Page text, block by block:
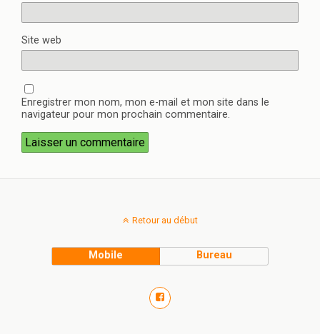
Site web
Enregistrer mon nom, mon e-mail et mon site dans le
navigateur pour mon prochain commentaire.
Retour au début
Mobile Bureau